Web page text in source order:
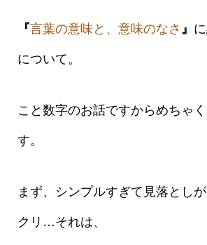
『言葉の意味と、意味のなさ 』
について。
こと数字のお話ですからめちゃ
す。
まず、シンプルすぎて見落とし
クリ…それは、